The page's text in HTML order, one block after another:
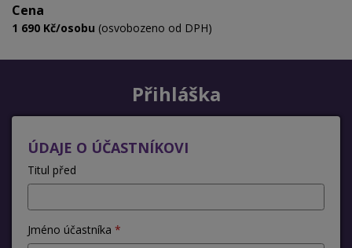
Cena
1 690 Kč/osobu (osvobozeno od DPH)
Přihláška
ÚDAJE O ÚČASTNÍKOVI
Titul před
Jméno účastníka